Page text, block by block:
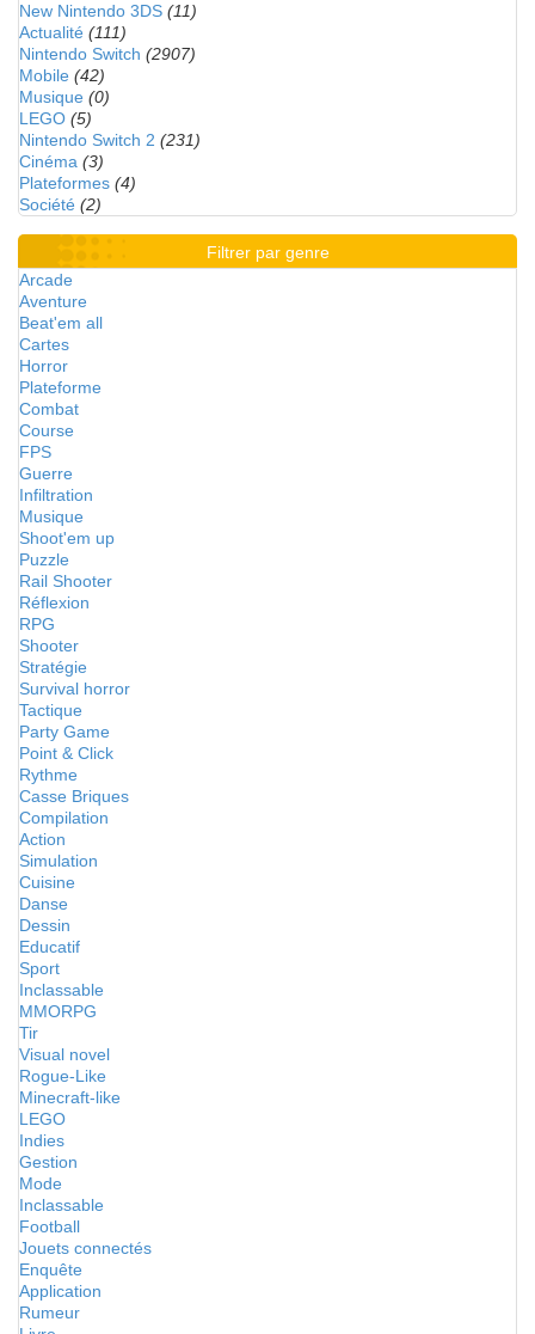
New Nintendo 3DS (11)
Actualité (111)
Nintendo Switch (2907)
Mobile (42)
Musique (0)
LEGO (5)
Nintendo Switch 2 (231)
Cinéma (3)
Plateformes (4)
Société (2)
Filtrer par genre
Arcade
Aventure
Beat'em all
Cartes
Horror
Plateforme
Combat
Course
FPS
Guerre
Infiltration
Musique
Shoot'em up
Puzzle
Rail Shooter
Réflexion
RPG
Shooter
Stratégie
Survival horror
Tactique
Party Game
Point & Click
Rythme
Casse Briques
Compilation
Action
Simulation
Cuisine
Danse
Dessin
Educatif
Sport
Inclassable
MMORPG
Tir
Visual novel
Rogue-Like
Minecraft-like
LEGO
Indies
Gestion
Mode
Inclassable
Football
Jouets connectés
Enquête
Application
Rumeur